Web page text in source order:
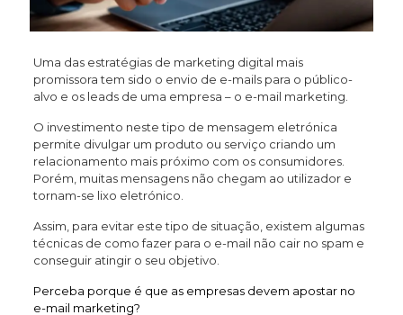
Uma das estratégias de marketing digital mais
promissora tem sido o envio de e-mails para o público-
alvo e os leads de uma empresa – o e-mail marketing.
O investimento neste tipo de mensagem eletrónica
permite divulgar um produto ou serviço criando um
relacionamento mais próximo com os consumidores.
Porém, muitas mensagens não chegam ao utilizador e
tornam-se lixo eletrónico.
Assim, para evitar este tipo de situação, existem algumas
técnicas de como fazer para o e-mail não cair no spam e
conseguir atingir o seu objetivo.
Perceba porque é que as empresas devem apostar no
e-mail marketing?